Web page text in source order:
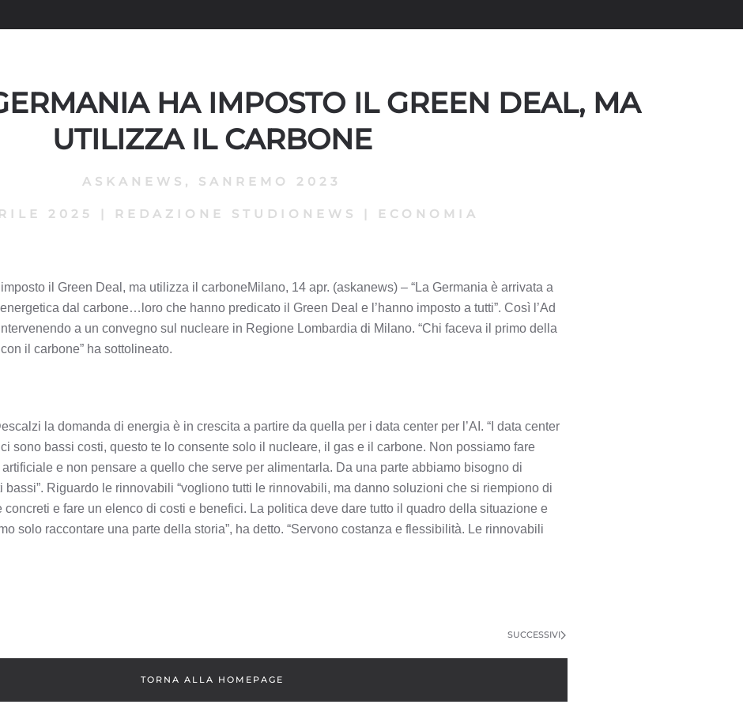
HA IMPOSTO IL GREEN DEAL, MA
UTILIZZA IL CARBONE
ASKANEWS , SANREMO 2023
2025 | REDAZIONE STUDIONEWS | ECONOMIA
il Green Deal, ma utilizza il carboneMilano, 14 apr. (askanews) – “La Germania è arrivata a
dal carbone…loro che hanno predicato il Green Deal e l’hanno imposto a tutti”. Così l’Ad
a un convegno sul nucleare in Regione Lombardia di Milano. “Chi faceva il primo della
il carbone” ha sottolineato.
la domanda di energia è in crescita a partire da quella per i data center per l’AI. “I data center
sono bassi costi, questo te lo consente solo il nucleare, il gas e il carbone. Non possiamo fare
e non pensare a quello che serve per alimentarla. Da una parte abbiamo bisogno di
bassi”. Riguardo le rinnovabili “vogliono tutti le rinnovabili, ma danno soluzioni che si riempiono di
e fare un elenco di costi e benefici. La politica deve dare tutto il quadro della situazione e
solo raccontare una parte della storia”, ha detto. “Servono costanza e flessibilità. Le rinnovabili
SUCCESSIVI
TORNA ALLA HOMEPAGE